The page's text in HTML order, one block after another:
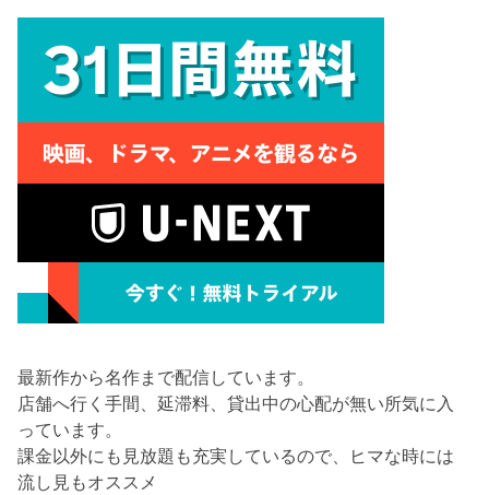
最新作から名作まで配信しています。
店舗へ行く手間、延滞料、貸出中の心配が無い所気に入
っています。
課金以外にも見放題も充実しているので、ヒマな時には
流し見もオススメ